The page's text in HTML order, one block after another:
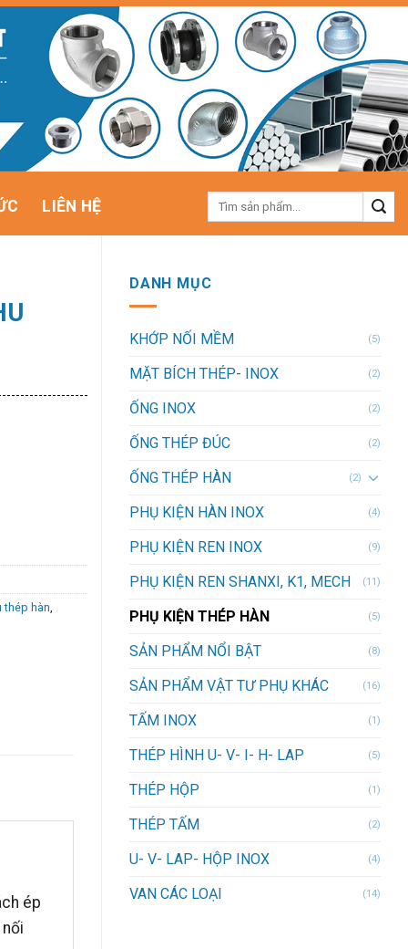
LIÊN HỆ
Tìm
DANH MỤC
KHỚP NỐI MỀM (5)
MẶT BÍCH THÉP- INOX (2)
ỐNG INOX (2)
ỐNG THÉP ĐÚC (2)
ỐNG THÉP HÀN (2)
PHỤ KIỆN HÀN INOX (4)
PHỤ KIỆN REN INOX (9)
PHỤ KIỆN REN SHANXI, K1, MECH (11)
PHỤ KIỆN THÉP HÀN (5)
SẢN PHẨM NỔI BẬT (8)
SẢN PHẨM VẬT TƯ PHỤ KHÁC (16)
TẤM INOX (1)
THÉP HÌNH U- V- I- H- LAP (5)
THÉP HỘP (1)
THÉP TẤM (2)
U- V- LAP- HỘP INOX (4)
VAN CÁC LOẠI (14)
thép hàn
ép